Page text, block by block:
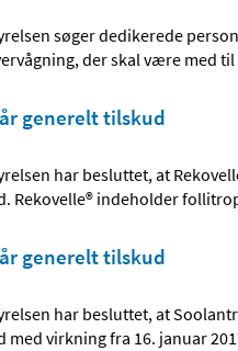
søger dedikerede
der skal være med til
generelt tilskud
har besluttet, at
Rekovelle® indeholder
generelt tilskud
har besluttet, at
med virkning fra 16. januar